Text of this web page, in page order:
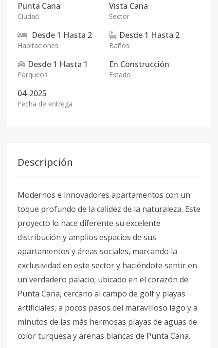
Punta Cana
Ciudad
Vista Cana
Sector
Desde 1 Hasta 2
Habitaciones
Desde 1 Hasta 2
Baños
Desde 1 Hasta 1
Parqueos
En Construcción
Estado
04-2025
Fecha de entrega
Descripción
Modernos e innovadores apartamentos con un
toque profundo de la calidez de la naturaleza. Este
proyecto lo hace diferente su excelente
distribución y amplios espacios de sus
apartamentos y áreas sociales, marcando la
exclusividad en este sector y haciéndote sentir en
un verdadero palacio; ubicado en el corazón de
Punta Cana, cercano al campo de golf y playas
artificiales, a pocos pasos del maravilloso lago y a
minutos de las más hermosas playas de aguas de
color turquesa y arenas blancas de Punta Cana.